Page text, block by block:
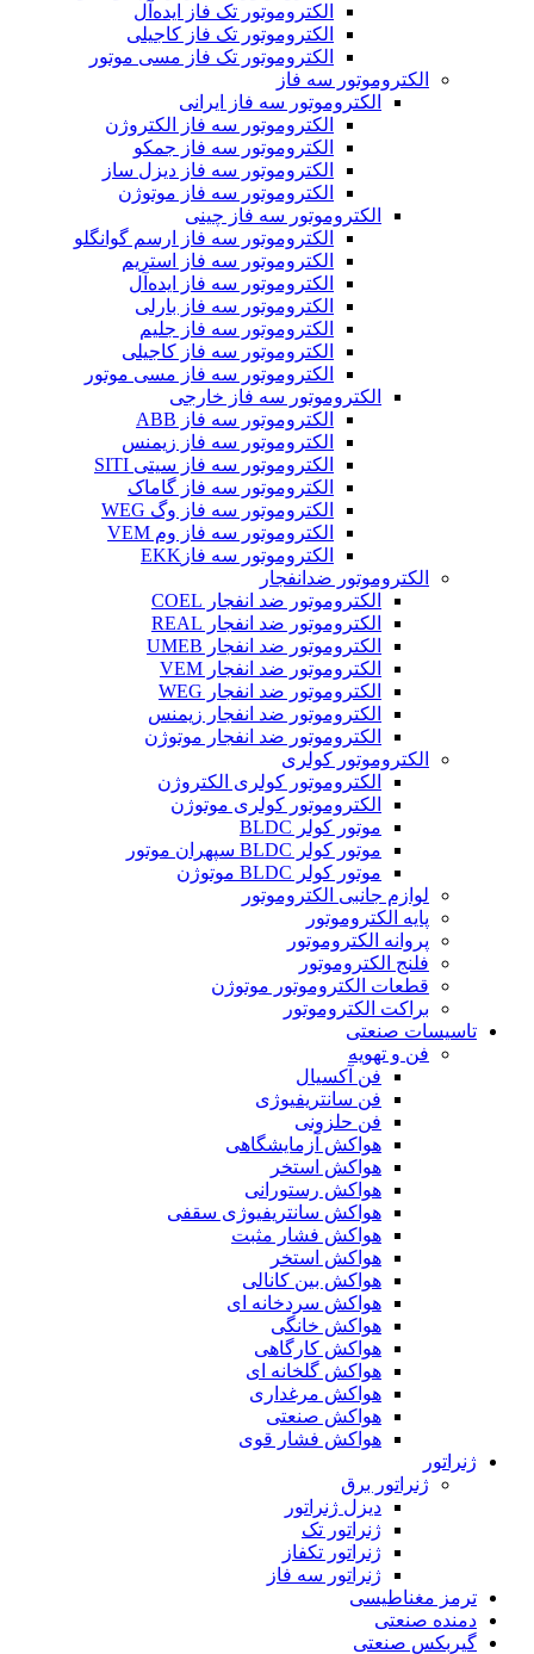
الکتروموتور تک فاز ایده‌آل
الکتروموتور تک فاز کاجیلی
الکتروموتور تک فاز مسی موتور
الکتروموتور سه فاز
الکتروموتور سه فاز ایرانی
الکتروموتور سه فاز الکتروژن
الکتروموتور سه فاز جمکو
الکتروموتور سه فاز دیزل ساز
الکتروموتور سه فاز موتوژن
الکتروموتور سه فاز چینی
الکتروموتور سه فاز ارسم گوانگلو
الکتروموتور سه فاز استریم
الکتروموتور سه فاز ایده‌آل
الکتروموتور سه فاز بارلی
الکتروموتور سه فاز جلیم
الکتروموتور سه فاز کاجیلی
الکتروموتور سه فاز مسی موتور
الکتروموتور سه فاز خارجی
الکتروموتور سه فاز ABB
الکتروموتور سه فاز زیمنس
الکتروموتور سه فاز سیتی SITI
الکتروموتور سه فاز گاماک
الکتروموتور سه فاز وگ WEG
الکتروموتور سه فاز وم VEM
الکتروموتور سه فازEKK
الکتروموتور ضدانفجار
الکتروموتور ضد انفجار COEL
الکتروموتور ضد انفجار REAL
الکتروموتور ضد انفجار UMEB
الکتروموتور ضد انفجار VEM
الکتروموتور ضد انفجار WEG
الکتروموتور ضد انفجار زیمنس
الکتروموتور ضد انفجار موتوژن
الکتروموتور کولری
الکتروموتور کولری الکتروژن
الکتروموتور کولری موتوژن
موتور کولر BLDC
موتور کولر BLDC سپهران موتور
موتور کولر BLDC موتوژن
لوازم جانبی الکتروموتور
پایه الکتروموتور
پروانه الکتروموتور
فلنج الکتروموتور
قطعات الکتروموتور موتوژن
براکت الکتروموتور
تاسیسات صنعتی
فن و تهویه
فن آکسیال
فن سانتریفیوژی
فن حلزونی
هواکش آزمایشگاهی
هواکش استخر
هواکش رستورانی
هواکش سانتریفیوژی سقفی
هواکش فشار مثبت
هواکش استخر
هواکش بین کانالی
هواکش سردخانه ای
هواکش خانگی
هواکش کارگاهی
هواکش گلخانه ای
هواکش مرغداری
هواکش صنعتی
هواکش فشار قوی
ژنراتور
ژنراتور برق
دیزل ژنراتور
ژنراتور تک
ژنراتور تکفاز
ژنراتور سه فاز
ترمز مغناطیسی
دمنده صنعتی
گیربکس صنعتی